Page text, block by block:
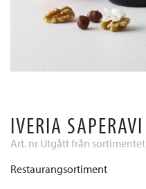
IVERIA SAPERAVI
Art. nr Utgått från sortimentet
Restaurangsortiment